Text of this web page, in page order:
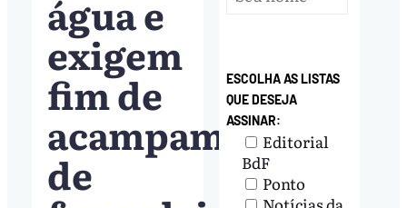
água e
exigem
fim de
acampamento
de
ESCOLHA AS LISTAS
QUE DESEJA
ASSINAR:
Editorial
BdF
Ponto